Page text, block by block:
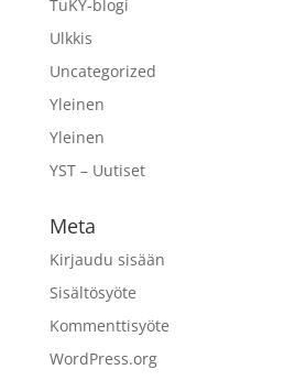
TuKY-blogi
Ulkkis
Uncategorized
Yleinen
Yleinen
YST – Uutiset
Meta
Kirjaudu sisään
Sisältösyöte
Kommenttisyöte
WordPress.org